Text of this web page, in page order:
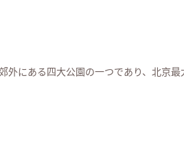
にある四大公園の一つであり、北京最